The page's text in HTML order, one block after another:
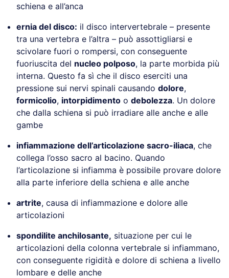
schiena e all’anca
ernia del disco: il disco intervertebrale – presente
tra una vertebra e l’altra – può assottigliarsi e
scivolare fuori o rompersi, con conseguente
fuoriuscita del nucleo polposo, la parte morbida più
interna. Questo fa sì che il disco eserciti una
pressione sui nervi spinali causando dolore,
formicolio, intorpidimento o debolezza. Un dolore
che dalla schiena si può irradiare alle anche e alle
gambe
infiammazione dell’articolazione sacro-iliaca, che
collega l’osso sacro al bacino. Quando
l’articolazione si infiamma è possibile provare dolore
alla parte inferiore della schiena e alle anche
artrite, causa di infiammazione e dolore alle
articolazioni
spondilite anchilosante, situazione per cui le
articolazioni della colonna vertebrale si infiammano,
con conseguente rigidità e dolore di schiena a livello
lombare e delle anche